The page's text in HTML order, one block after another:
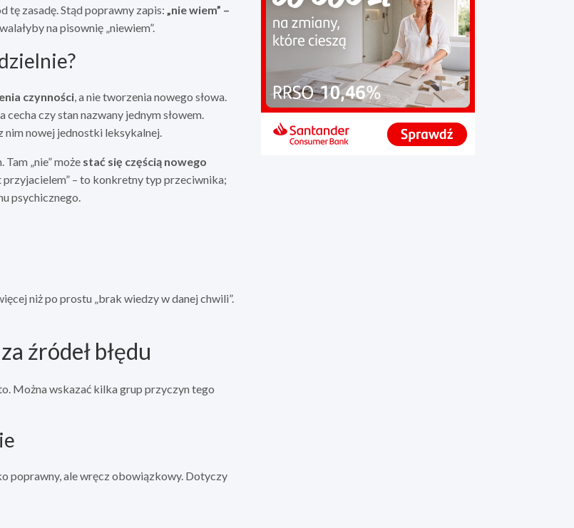
tę zasadę. Stąd poprawny zapis: „nie wiem” –
na pisownię „niewiem”.
czynności, a nie tworzenia nowego słowa.
cecha czy stan nazwany jednym słowem.
nim nowej jednostki leksykalnej.
„nie” może stać się częścią nowego
– to konkretny typ przeciwnika;
psychicznego.
niż po prostu „brak wiedzy w danej chwili”.
źródeł błędu
Można wskazać kilka grup przyczyn tego
poprawny, ale wręcz obowiązkowy. Dotyczy